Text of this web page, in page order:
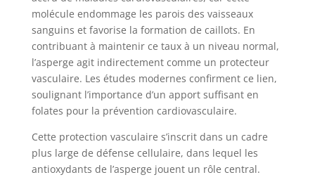
molécule endommage les parois des vaisseaux
sanguins et favorise la formation de caillots. En
contribuant à maintenir ce taux à un niveau normal,
l’asperge agit indirectement comme un protecteur
vasculaire. Les études modernes confirment ce lien,
soulignant l’importance d’un apport suffisant en
folates pour la prévention cardiovasculaire.
Cette protection vasculaire s’inscrit dans un cadre
plus large de défense cellulaire, dans lequel les
antioxydants de l’asperge jouent un rôle central.